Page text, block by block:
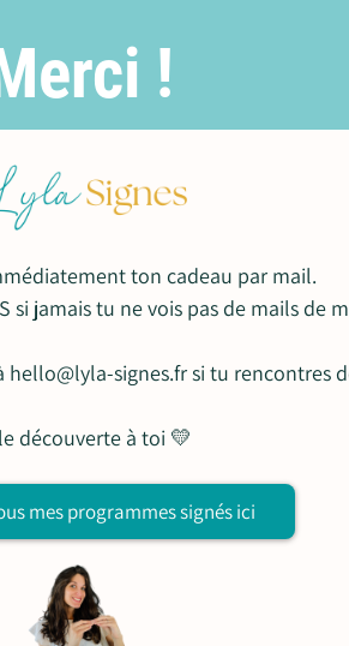
!
ton cadeau par mail.
si jamais tu ne vois pas de mails de
signes.fr si tu rencontres
découverte à toi 💛
mes programmes signés ici